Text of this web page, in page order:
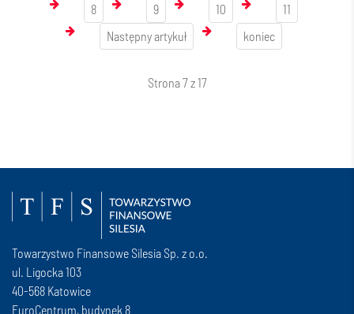
8
9 10
11
Następny artykuł
koniec
Strona 7 z 17
Towarzystwo Finansowe Silesia Sp. z o.o.
ul. Ligocka 103
40-568 Katowice
EuroCentrum, budynek 8